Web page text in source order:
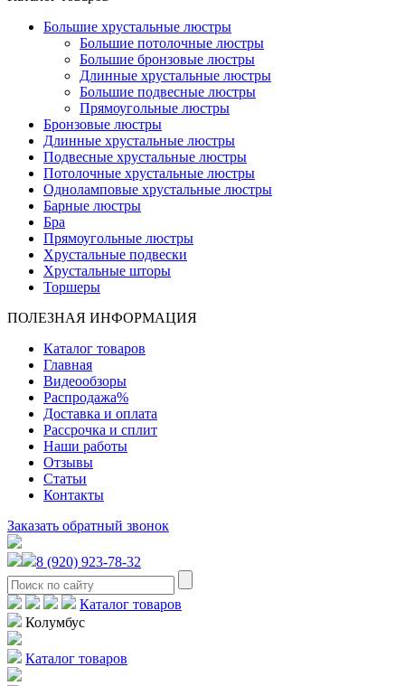
Большие хрустальные люстры
Большие потолочные люстры
Большие бронзовые люстры
Длинные хрустальные люстры
Большие подвесные люстры
Прямоугольные люстры
Бронзовые люстры
Длинные хрустальные люстры
Подвесные хрустальные люстры
Потолочные хрустальные люстры
Одноламповые хрустальные люстры
Барные люстры
Бра
Прямоугольные люстры
Хрустальные подвески
Хрустальные шторы
Торшеры
ПОЛЕЗНАЯ ИНФОРМАЦИЯ
Каталог товаров
Главная
Видеообзоры
Распродажа%
Доставка и оплата
Рассрочка и сплит
Наши работы
Отзывы
Статьи
Контакты
Заказать обратный звонок
8 (920) 923-78-32
Каталог товаров
Колумбус
Каталог товаров